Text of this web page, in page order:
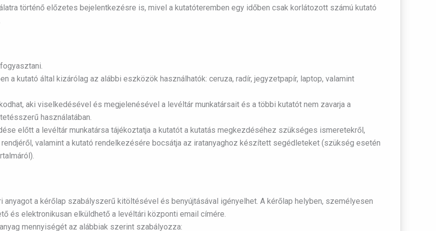
történő előzetes bejelentkezésre is, mivel a kutatóteremben egy időben csak korlátozott számú kutató
a kutató által kizárólag az alábbi eszközök használhatók: ceruza, radír, jegyzetpapír, laptop, valamint
aki viselkedésével és megjelenésével a levéltár munkatársait és a többi kutatót nem zavarja a
használatában.
előtt a levéltár munkatársa tájékoztatja a kutatót a kutatás megkezdéséhez szükséges ismeretekről,
valamint a kutató rendelkezésére bocsátja az iratanyaghoz készített segédleteket (szükség esetén
a kérőlap szabályszerű kitöltésével és benyújtásával igényelhet. A kérőlap helyben, személyesen
és elektronikusan elküldhető a levéltári központi email címére.
mennyiségét az alábbiak szerint szabályozza: